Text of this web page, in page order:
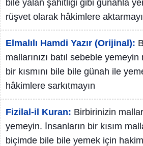
bile yalan şahitliği gibi günahla
rüşvet olarak hâkimlere
Elmalılı Hamdi Yazır (Orijinal):
mallarınızı batıl sebeble
bir kısmını bile bile günah ile
hâkimlere sarkıtmayın
Fizilal-il Kuran: Birbirinizin
yemeyin. İnsanların bir kısım
biçimde bile bile yemek için